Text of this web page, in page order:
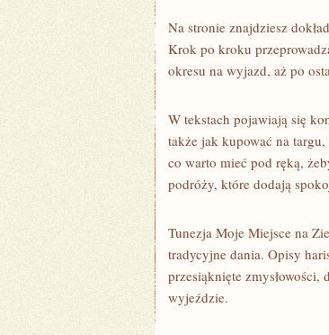
Na stronie znajdziesz
Krok po kroku
okresu na wyjazd, aż po
W tekstach pojawiają się
także jak kupować na
co warto mieć pod ręką,
podróży, które dodają
Tunezja Moje Miejsce na
tradycyjne dania. Opisy
przesiąknięte
wyjeździe.